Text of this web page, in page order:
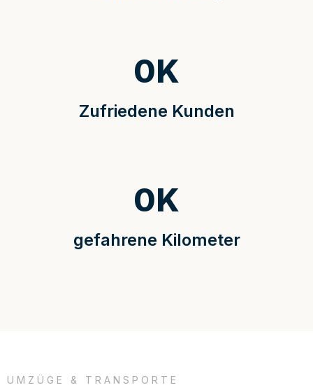
Zufriedene Kunden
0K
gefahrene Kilometer
0K
UMZÜGE & TRANSPORTE